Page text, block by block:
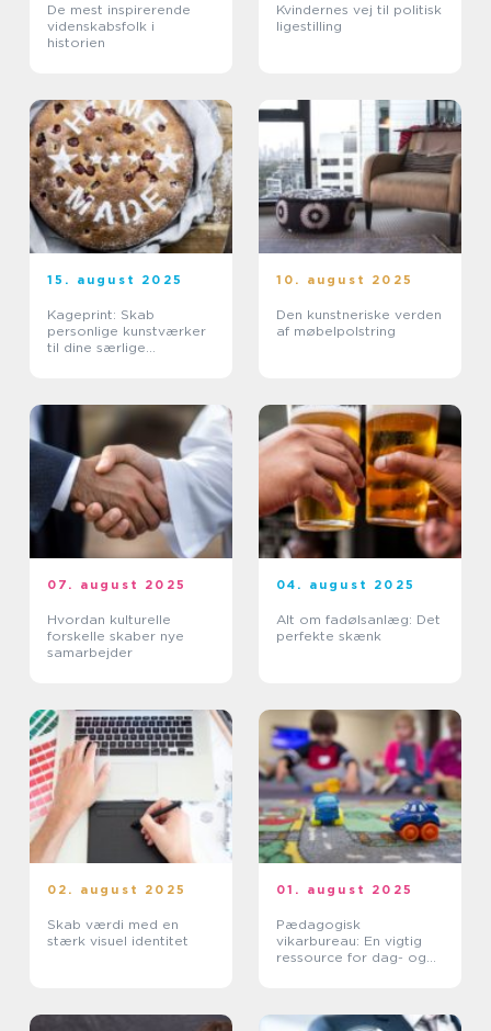
De mest inspirerende
videnskabsfolk i
historien
Kvindernes vej til politisk
ligestilling
15. august 2025
Kageprint: Skab
personlige kunstværker
til dine særlige
10. august 2025
Den kunstneriske verden
af møbelpolstring
07. august 2025
Hvordan kulturelle
forskelle skaber nye
samarbejder
04. august 2025
Alt om fadølsanlæg: Det
perfekte skænk
02. august 2025
Skab værdi med en
stærk visuel identitet
01. august 2025
Pædagogisk
vikarbureau: En vigtig
ressource for dag- og